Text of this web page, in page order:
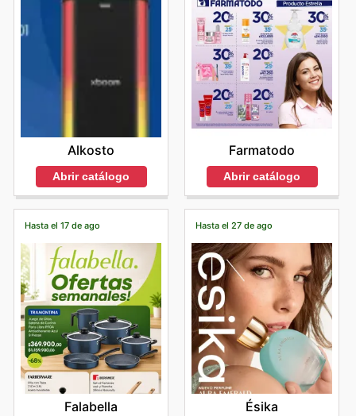
Alkosto
Abrir catálogo
Farmatodo
Abrir catálogo
Hasta el 17 de ago
Falabella
Hasta el 27 de ago
Ésika